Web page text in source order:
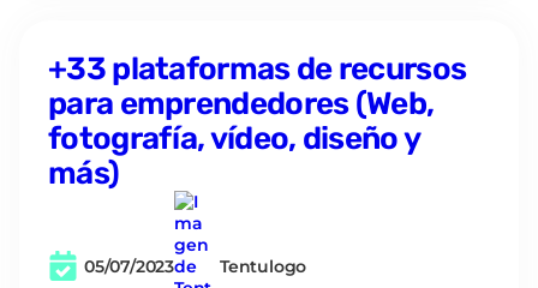
+33 plataformas de recursos
para emprendedores (Web,
fotografía, vídeo, diseño y
más)
05/07/2023 Tentulogo